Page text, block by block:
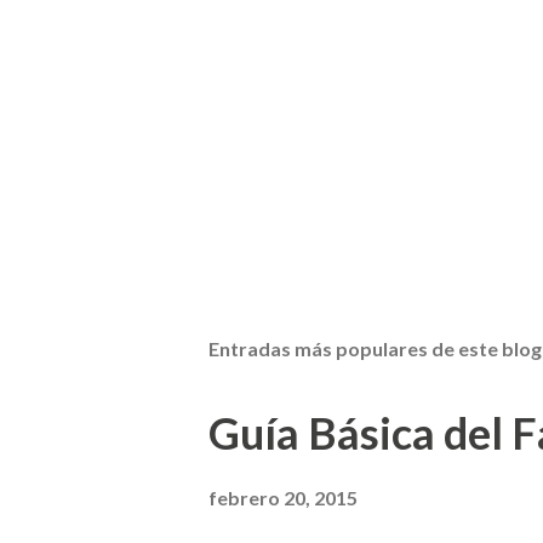
Entradas más populares de este blog
Guía Básica del
febrero 20, 2015